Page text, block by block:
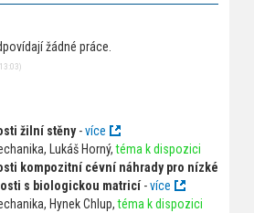
žádné práce.
žilní stěny-více
Lukáš Horný,téma k dispozici
kompozitní cévní náhrady pro nízké
s biologickou matricí-více
Hynek Chlup,téma k dispozici